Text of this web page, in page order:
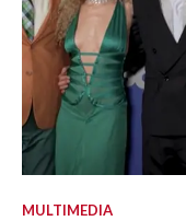
MULTIMEDIA